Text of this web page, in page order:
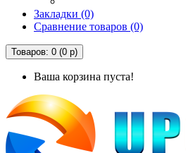
Закладки (0)
Сравнение товаров (0)
Товаров: 0 (0 р)
Ваша корзина пуста!